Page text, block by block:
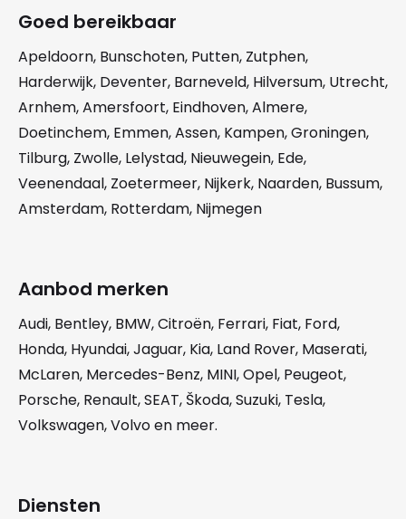
Goed bereikbaar
Apeldoorn, Bunschoten, Putten, Zutphen,
Harderwijk, Deventer, Barneveld, Hilversum, Utrecht,
Arnhem,Amersfoort, Eindhoven,Almere,
Doetinchem, Emmen,Assen, Kampen,Groningen,
Tilburg, Zwolle, Lelystad, Nieuwegein, Ede,
Veenendaal, Zoetermeer, Nijkerk, Naarden, Bussum,
Amsterdam, Rotterdam, Nijmegen
Aanbod merken
Audi, Bentley, BMW,Citroën, Ferrari, Fiat, Ford,
Honda, Hyundai,Jaguar, Kia, Land Rover, Maserati,
McLaren, Mercedes-Benz, MINI,Opel, Peugeot,
Porsche, Renault,SEAT, Škoda,Suzuki, Tesla,
Volkswagen,Volvoen meer.
Diensten